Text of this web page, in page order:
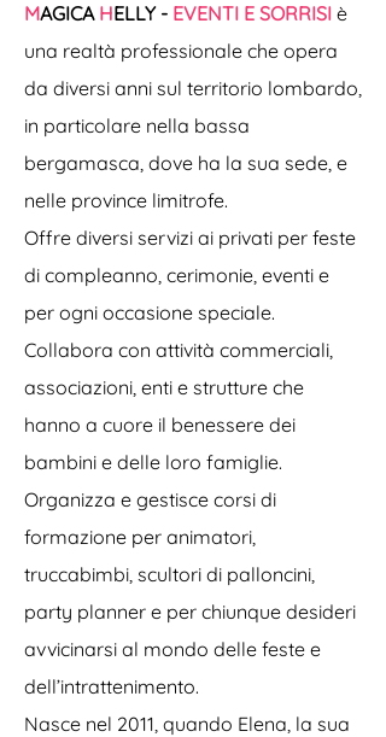
MAGICA HELLY - EVENTI E SORRISI è
una realtà professionale che opera
da diversi anni sul territorio lombardo,
in particolare nella bassa
bergamasca, dove ha la sua sede, e
nelle province limitrofe.
Offre diversi servizi ai privati per feste
di compleanno, cerimonie, eventi e
per ogni occasione speciale.
Collabora con attività commerciali,
associazioni, enti e strutture che
hanno a cuore il benessere dei
bambini e delle loro famiglie.
Organizza e gestisce corsi di
formazione per animatori,
truccabimbi, scultori di palloncini,
party planner e per chiunque desideri
avvicinarsi al mondo delle feste e
dell’intrattenimento.
Nasce nel 2011, quando Elena, la sua